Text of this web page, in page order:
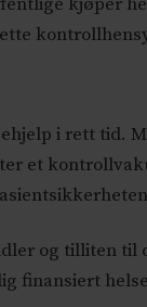
i rett tid.
et
og tilliten til
finansiert